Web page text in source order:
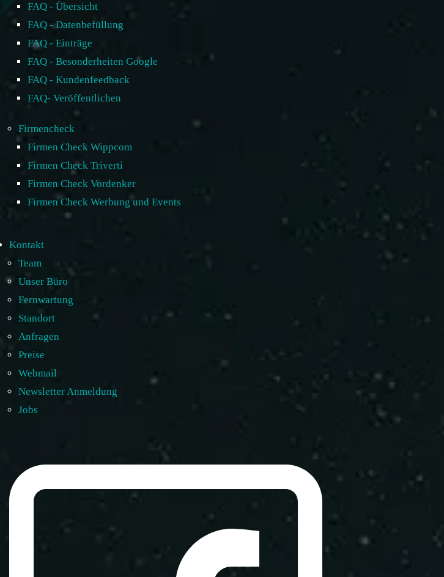
FAQ - Übersicht
FAQ - Datenbefüllung
FAQ - Einträge
FAQ - Besonderheiten Google
FAQ - Kundenfeedback
FAQ- Veröffentlichen
Firmencheck
Firmen Check Wippcom
Firmen Check Triverti
Firmen Check Vordenker
Firmen Check Werbung und Events
Kontakt
Team
Unser Büro
Fernwartung
Standort
Anfragen
Preise
Webmail
Newsletter Anmeldung
Jobs